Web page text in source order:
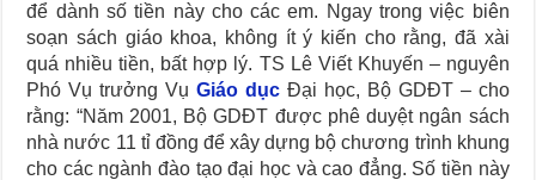
để dành số tiền này cho các em. Ngay trong việc biên
soạn sách giáo khoa, không ít ý kiến cho rằng, đã xài
quá nhiều tiền, bất hợp lý. TS Lê Viết Khuyến – nguyên
Phó Vụ trưởng VụGiáo dục Đại học, Bộ GDĐT – cho
rằng: “Năm 2001, Bộ GDĐT được phê duyệt ngân sách
nhà nước 11 tỉ đồng để xây dựng bộ chương trình khung
cho các ngành đào tạo đại học và cao đẳng. Số tiền này